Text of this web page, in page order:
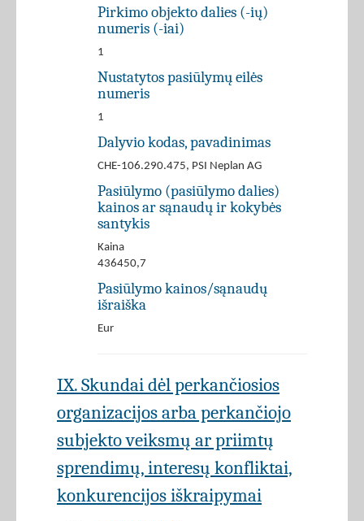
Pirkimo objekto dalies (-ių)
numeris (-iai)
1
Nustatytos pasiūlymų eilės
numeris
1
Dalyvio kodas, pavadinimas
CHE-106.290.475, PSI Neplan AG
Pasiūlymo (pasiūlymo dalies)
kainos ar sąnaudų ir kokybės
santykis
Kaina
436450,7
Pasiūlymo kainos/sąnaudų
išraiška
Eur
IX. Skundai dėl perkančiosios
organizacijos arba perkančiojo
subjekto veiksmų ar priimtų
sprendimų, interesų konfliktai,
konkurencijos iškraipymai